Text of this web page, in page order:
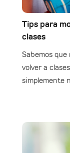
Tips para
clases
Sabemos
volver a
simplemente